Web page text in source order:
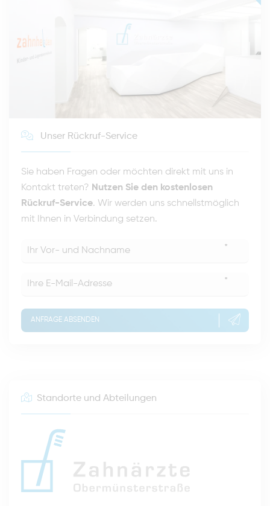
Unser Rückruf-Service
Sie haben Fragen oder möchten direkt mit uns in
Kontakt treten? Nutzen Sie den kostenlosen
Rückruf-Service. Wir werden uns schnellstmöglich
mit Ihnen in Verbindung setzen.
*
*
ANFRAGE ABSENDEN
Standorte und Abteilungen